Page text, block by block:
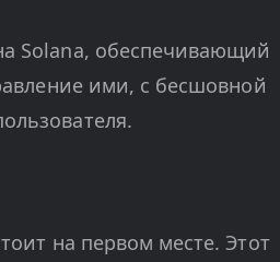
Solana, обеспечивающий
ими, с бесшовной
на первом месте. Этот